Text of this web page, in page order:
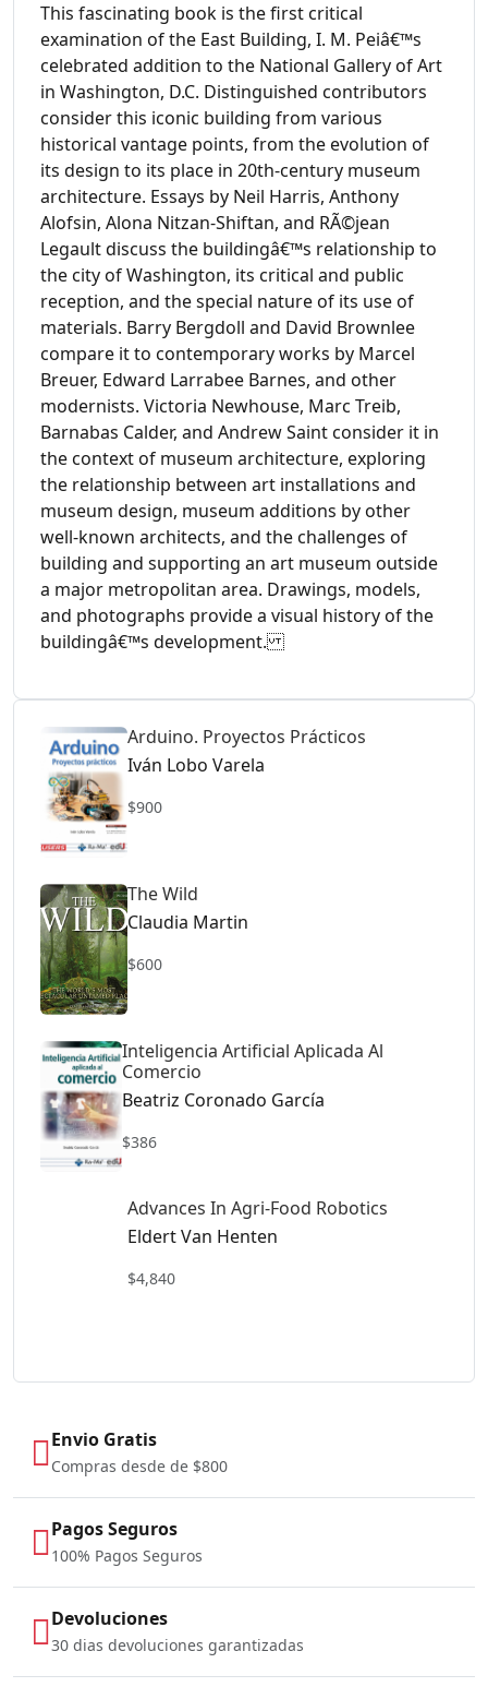
This fascinating book is the first critical
examination of the East Building, I. M. Peiâ€™s
celebrated addition to the National Gallery of Art
in Washington, D.C. Distinguished contributors
consider this iconic building from various
historical vantage points, from the evolution of
its design to its place in 20th-century museum
architecture. Essays by Neil Harris, Anthony
Alofsin, Alona Nitzan-Shiftan, and RÃ©jean
Legault discuss the buildingâ€™s relationship to
the city of Washington, its critical and public
reception, and the special nature of its use of
materials. Barry Bergdoll and David Brownlee
compare it to contemporary works by Marcel
Breuer, Edward Larrabee Barnes, and other
modernists. Victoria Newhouse, Marc Treib,
Barnabas Calder, and Andrew Saint consider it in
the context of museum architecture, exploring
the relationship between art installations and
museum design, museum additions by other
well-known architects, and the challenges of
building and supporting an art museum outside
a major metropolitan area. Drawings, models,
and photographs provide a visual history of the
buildingâ€™s development.
Arduino. Proyectos Prácticos
Iván Lobo Varela
$900
The Wild
Claudia Martin
$600
Inteligencia Artificial Aplicada Al
Comercio
Beatriz Coronado García
$386
Advances In Agri-Food Robotics
Eldert Van Henten
$4,840
Envio Gratis
Compras desde de $800
Pagos Seguros
100% Pagos Seguros
Devoluciones
30 dias devoluciones garantizadas